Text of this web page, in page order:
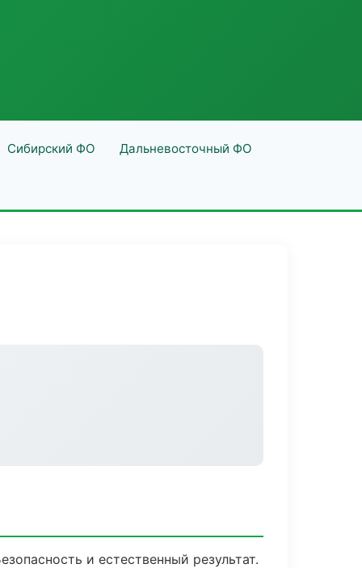
Сибирский ФО Дальневосточный ФО
и естественный результат.